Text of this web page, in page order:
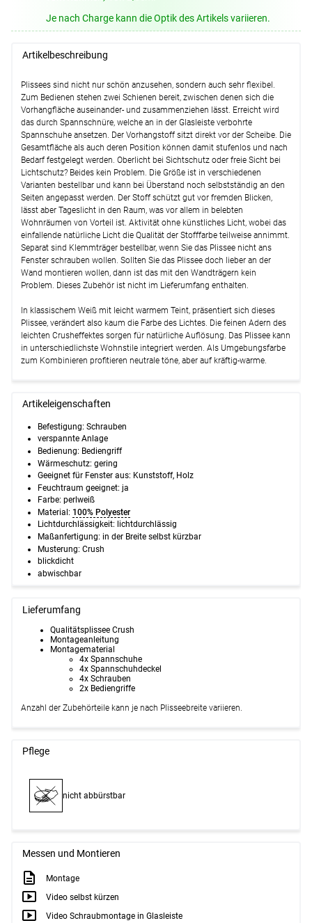
Lysel Outlet - Wandträger #1W
EUR)
Weiter
Je nach Charge kann die Optik des Artikels variieren.
Artikelbeschreibung
Plissees sind nicht nur schön anzusehen, sondern auch sehr flexibel.
Zum Bedienen stehen zwei Schienen bereit, zwischen denen sich die
Vorhangfläche auseinander- und zusammenziehen lässt. Erreicht wird
das durch Spannschnüre, welche an in der Glasleiste verbohrte
Spannschuhe ansetzen. Der Vorhangstoff sitzt direkt vor der Scheibe. Die
Gesamtfläche als auch deren Position können damit stufenlos und nach
Bedarf festgelegt werden. Oberlicht bei Sichtschutz oder freie Sicht bei
Lichtschutz? Beides kein Problem. Die Größe ist in verschiedenen
Varianten bestellbar und kann bei Überstand noch selbstständig an den
Seiten angepasst werden. Der Stoff schützt gut vor fremden Blicken,
lässt aber Tageslicht in den Raum, was vor allem in belebten
Wohnräumen von Vorteil ist. Aktivität ohne künstliches Licht, wobei das
einfallende natürliche Licht die Qualität der Stofffarbe teilweise annimmt.
Separat sind Klemmträger bestellbar, wenn Sie das Plissee nicht ans
Fenster schrauben wollen. Sollten Sie das Plissee doch lieber an der
Wand montieren wollen, dann ist das mit den Wandträgern kein
Problem. Dieses Zubehör ist nicht im Lieferumfang enthalten.
In klassischem Weiß mit leicht warmem Teint, präsentiert sich dieses
Plissee, verändert also kaum die Farbe des Lichtes. Die feinen Adern des
leichten Crusheffektes sorgen für natürliche Auflösung. Das Plissee kann
in unterschiedlichste Wohnstile integriert werden. Als Umgebungsfarbe
zum Kombinieren profitieren neutrale töne, aber auf kräftig-warme.
Artikeleigenschaften
Befestigung: Schrauben
verspannte Anlage
Bedienung: Bediengriff
Wärmeschutz: gering
Geeignet für Fenster aus: Kunststoff, Holz
Feuchtraum geeignet: ja
Farbe: perlweiß
Material: 100% Polyester
Lichtdurchlässigkeit: lichtdurchlässig
Maßanfertigung: in der Breite selbst kürzbar
Musterung: Crush
blickdicht
abwischbar
Lieferumfang
Qualitätsplissee Crush
Montageanleitung
Montagematerial
4x Spannschuhe
4x Spannschuhdeckel
4x Schrauben
2x Bediengriffe
Anzahl der Zubehörteile kann je nach Plisseebreite variieren.
Pflege
nicht abbürstbar
Messen und Montieren
Montage
Video selbst kürzen
Video Schraubmontage in Glasleiste